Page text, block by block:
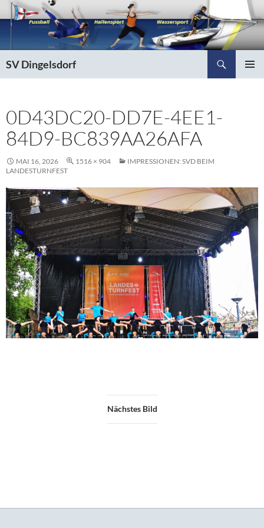
Zum
Inhalt
SV Dingelsdorf
0D43DC20-DD7E-4EE1-
84D9-BC839AA26AFA
MAI 16, 2026 1516 × 904
IMPRESSIONEN: SVD BEIM
LANDESTURNFEST
Nächstes Bild